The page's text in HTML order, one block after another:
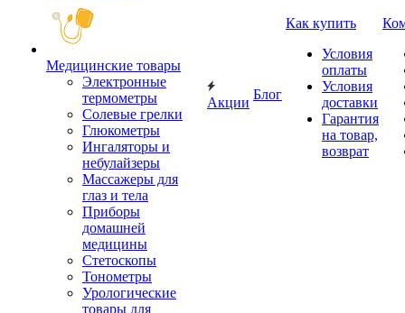
Медицинские товары
Электронные
термометры
Cолевые грелки
Глюкометры
Ингаляторы и
небулайзеры
Массажеры для
глаз и тела
Приборы
домашней
медицины
Стетоскопы
Тонометры
Урологические
товары для
Акции
Блог
Как купить
Условия
оплаты
Условия
доставки
Гарантия
на товар,
возврат